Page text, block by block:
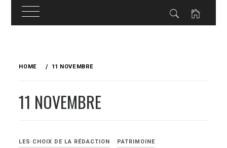
HOME 11 NOVEMBRE
11 NOVEMBRE
LES CHOIX DE LA RÉDACTION PATRIMOINE